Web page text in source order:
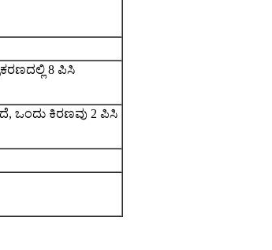
8 ಪಿಸಿ
ಒಂದು ಕಿರಣವು 2 ಪಿಸಿ